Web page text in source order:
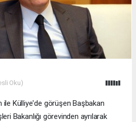
Oku)
ile Külliye'de görüşen Başbakan
Bakanlığı görevinden ayrılarak